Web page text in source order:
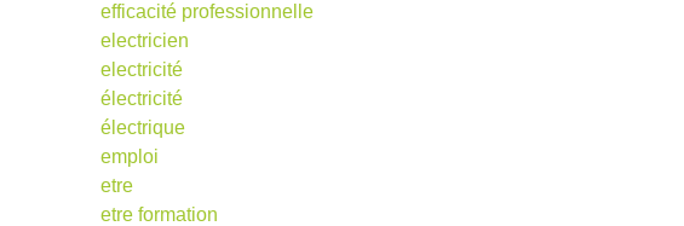
efficacité professionnelle
electricien
electricité
électricité
électrique
emploi
etre
etre formation